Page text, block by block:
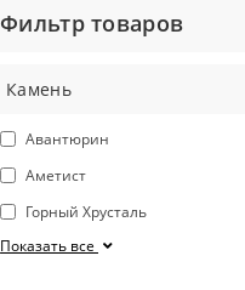
Фильтр товаров
Камень
Авантюрин
Аметист
Горный Хрусталь
Показать все